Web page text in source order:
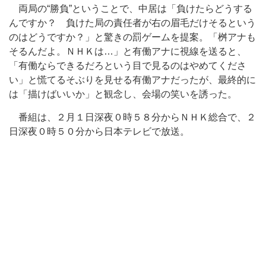
両局の“勝負”ということで、中居は「負けたらどうする
んですか？ 負けた局の責任者が右の眉毛だけそるという
のはどうですか？」と驚きの罰ゲームを提案。「桝アナも
そるんだよ。ＮＨＫは…」と有働アナに視線を送ると、
「有働ならできるだろという目で見るのはやめてくださ
い」と慌てるそぶりを見せる有働アナだったが、最終的に
は「描けばいいか」と観念し、会場の笑いを誘った。
番組は、２月１日深夜０時５８分からＮＨＫ総合で、２
日深夜０時５０分から日本テレビで放送。